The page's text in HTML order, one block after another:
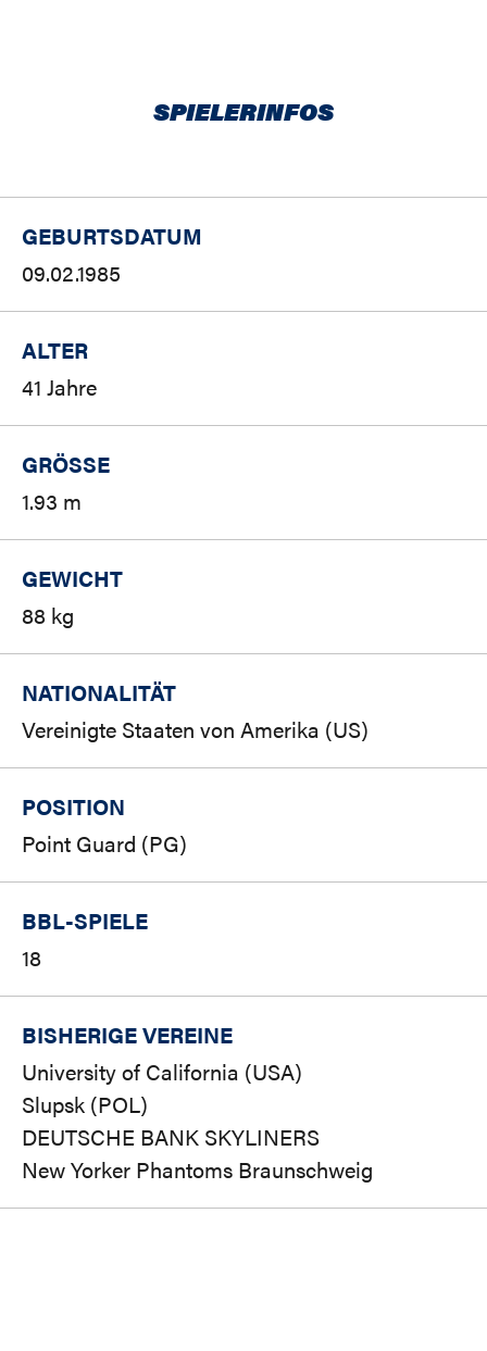
SPIELERINFOS
GEBURTSDATUM
09.02.1985
ALTER
41 Jahre
GRÖSSE
1.93 m
GEWICHT
88 kg
NATIONALITÄT
Vereinigte Staaten von Amerika (US)
POSITION
Point Guard (PG)
BBL-SPIELE
18
BISHERIGE VEREINE
University of California (USA)
Slupsk (POL)
DEUTSCHE BANK SKYLINERS
New Yorker Phantoms Braunschweig